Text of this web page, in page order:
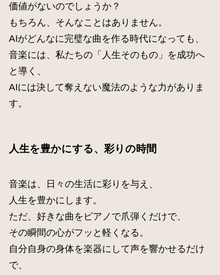
価値がないのでしょうか？
もちろん、そんなことはありません。
AIがどんなに完璧な曲を作る時代になっても、
音楽には、私たちの「人生そのもの」を成功へ
と導く、
AIには決して奪えない魔法のような力がありま
す。
人生を豊かにする、彩りの時間
音楽は、日々の生活に彩りを与え、
人生を豊かにします。
ただ、好きな曲をピアノで爪弾くだけで、
その瞬間の心がフッと軽くなる。
自分自身の身体を楽器にして声を響かせるだけ
で、